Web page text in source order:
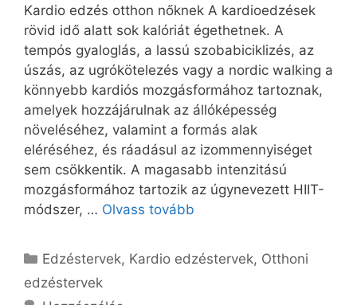
Kardio edzés otthon nőknek A kardioedzések
rövid idő alatt sok kalóriát égethetnek. A
tempós gyaloglás, a lassú szobabiciklizés, az
úszás, az ugrókötelezés vagy a nordic walking a
könnyebb kardiós mozgásformához tartoznak,
amelyek hozzájárulnak az állóképesség
növeléséhez, valamint a formás alak
eléréséhez, és ráadásul az izommennyiséget
sem csökkentik. A magasabb intenzitású
mozgásformához tartozik az úgynevezett HIIT-
módszer, … Olvass tovább
Kategória
Edzéstervek, Kardio edzéstervek, Otthoni
edzéstervek